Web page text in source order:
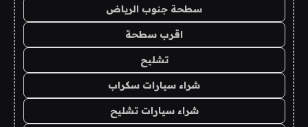
سطحة جنوب الرياض
اقرب سطحة
تشليح
شراء سيارات سكراب
شراء سيارات تشليح